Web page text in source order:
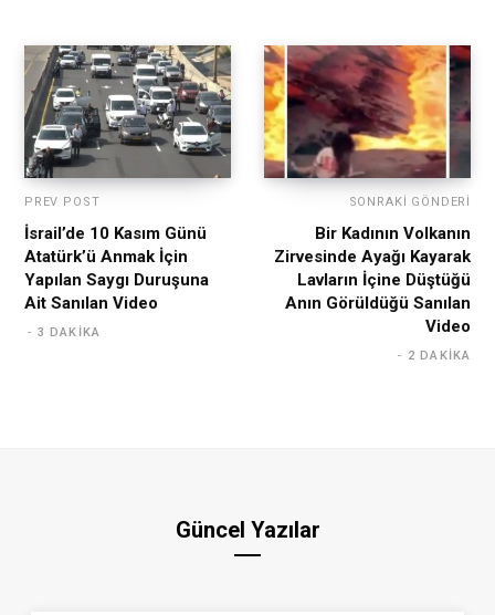
PREV POST
İsrail’de 10 Kasım Günü
Atatürk’ü Anmak İçin
Yapılan Saygı Duruşuna
Ait Sanılan Video
3 DAKIKA
SONRAKI GÖNDERI
Bir Kadının Volkanın
Zirvesinde Ayağı Kayarak
Lavların İçine Düştüğü
Anın Görüldüğü Sanılan
Video
2 DAKIKA
Güncel Yazılar